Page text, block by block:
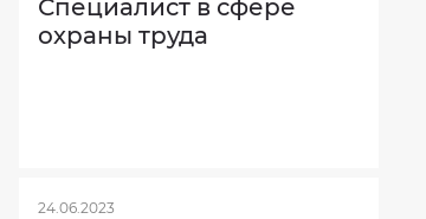
Специалист в сфере
охраны труда
24.06.2023